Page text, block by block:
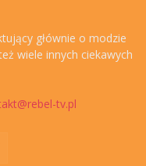
głównie o modzie
wiele innych ciekawych
tv.pl